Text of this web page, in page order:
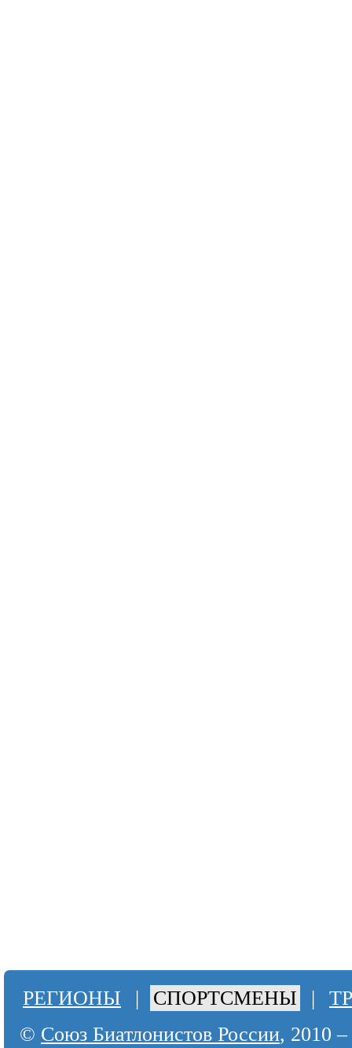
РЕГИОНЫ | СПОРТСМЕНЫ |
© Союз Биатлонистов России, 2010